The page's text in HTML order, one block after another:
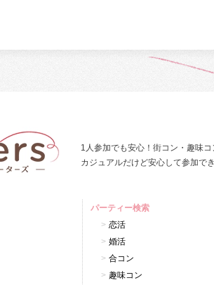
1人参加でも安心！街コン・趣味
カジュアルだけど安心して参加で
パーティー検索
恋活
婚活
合コン
趣味コン